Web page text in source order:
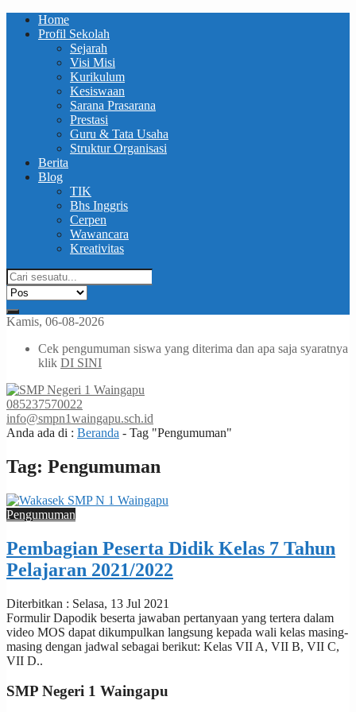
Home
Profil Sekolah
Sejarah
Visi Misi
Kurikulum
Kesiswaan
Sarana Prasarana
Prestasi
Guru & Tata Usaha
Struktur Organisasi
Berita
Blog
TIK
Bhs Inggris
Cerpen
Wawancara
Kreativitas
Kamis, 06-08-2026
Cek pengumuman siswa yang diterima dan apa saja syaratnya
klik DI SINI
085237570022
info@smpn1waingapu.sch.id
Anda ada di : Beranda - Tag "Pengumuman"
Tag: Pengumuman
Pengumuman
Pembagian Peserta Didik Kelas 7 Tahun
Pelajaran 2021/2022
Diterbitkan : Selasa, 13 Jul 2021
Formulir Dapodik beserta jawaban pertanyaan yang tertera dalam
video MOS dapat dikumpulkan langsung kepada wali kelas masing-
masing dengan jadwal sebagai berikut: Kelas VII A, VII B, VII C,
VII D..
SMP Negeri 1 Waingapu